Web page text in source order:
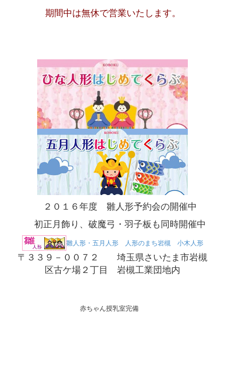
期間中は無休で営業いたします。
２０１６年度 雛人形予約会の開催中
初正月飾り、破魔弓・羽子板も同時開催中
雛人形・五月人形 人形のまち岩槻 小木人形
〒３３９－００７２ 埼玉県さいたま市岩槻
区古ケ場２丁目 岩槻工業団地内
赤ちゃん授乳室完備